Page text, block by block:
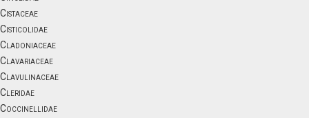
Cistaceae
Cisticolidae
Cladoniaceae
Clavariaceae
Clavulinaceae
Cleridae
Coccinellidae